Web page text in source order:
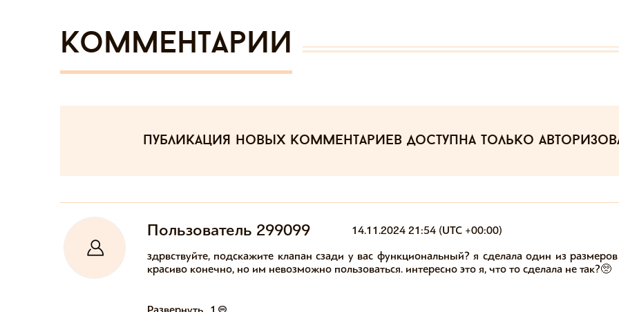
Комментарии
публикация новых комментариев доступна только
Пользователь 299099 14.11.2024 21:54 (UTC +00:00)
здрвствуйте, подскажите клапан сзади у вас функциональный? я сделала один из
красиво конечно, но им невозможно пользоваться. интересно это я, что то сделала не так?🥺